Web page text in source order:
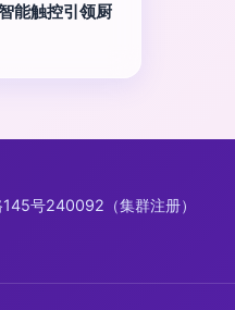
能触控引领厨
号240092（集群注册）